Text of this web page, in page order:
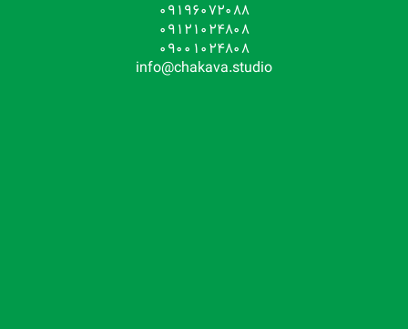
09196072088
09121024808
09001024808
info@chakava.studio